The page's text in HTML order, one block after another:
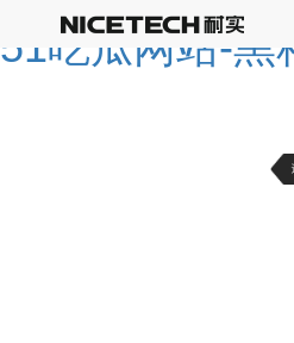
51吃瓜网站-黑